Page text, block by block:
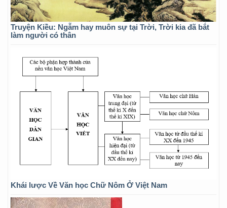
Truyện Kiều: Ngẫm hay muôn sự tại Trời, Trời kia đã bắt
làm người có thân
Khái lược Về Văn học Chữ Nôm Ở Việt Nam